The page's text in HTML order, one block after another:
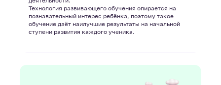
Технология развивающего обучения опирается на
познавательный интерес ребёнка, поэтому такое
обучение даёт наилучшие результаты на начальной
ступени развития каждого ученика.